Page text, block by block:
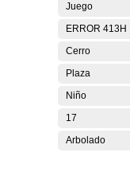
Juego
ERROR 413H
Cerro
Plaza
Niño
17
Arbolado